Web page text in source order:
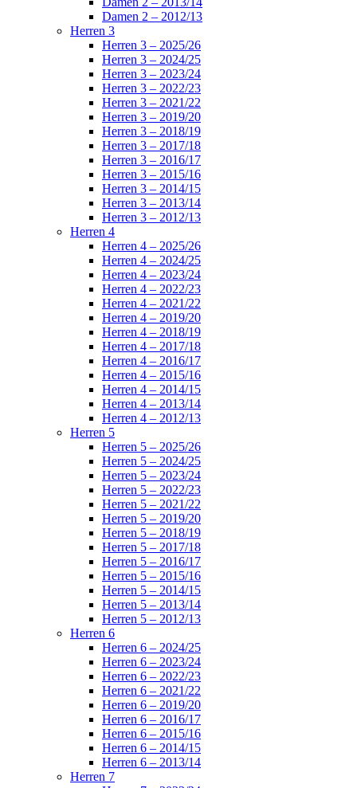
Damen 2 – 2012/13
Herren 3
Herren 3 – 2025/26
Herren 3 – 2024/25
Herren 3 – 2023/24
Herren 3 – 2022/23
Herren 3 – 2021/22
Herren 3 – 2019/20
Herren 3 – 2018/19
Herren 3 – 2017/18
Herren 3 – 2016/17
Herren 3 – 2015/16
Herren 3 – 2014/15
Herren 3 – 2013/14
Herren 3 – 2012/13
Herren 4
Herren 4 – 2025/26
Herren 4 – 2024/25
Herren 4 – 2023/24
Herren 4 – 2022/23
Herren 4 – 2021/22
Herren 4 – 2019/20
Herren 4 – 2018/19
Herren 4 – 2017/18
Herren 4 – 2016/17
Herren 4 – 2015/16
Herren 4 – 2014/15
Herren 4 – 2013/14
Herren 4 – 2012/13
Herren 5
Herren 5 – 2025/26
Herren 5 – 2024/25
Herren 5 – 2023/24
Herren 5 – 2022/23
Herren 5 – 2021/22
Herren 5 – 2019/20
Herren 5 – 2018/19
Herren 5 – 2017/18
Herren 5 – 2016/17
Herren 5 – 2015/16
Herren 5 – 2014/15
Herren 5 – 2013/14
Herren 5 – 2012/13
Herren 6
Herren 6 – 2024/25
Herren 6 – 2023/24
Herren 6 – 2022/23
Herren 6 – 2021/22
Herren 6 – 2019/20
Herren 6 – 2016/17
Herren 6 – 2015/16
Herren 6 – 2014/15
Herren 6 – 2013/14
Herren 7